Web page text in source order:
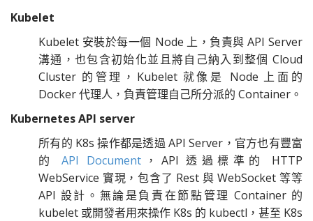
Kubelet
Kubelet 安裝於每一個 Node 上，負責與 API Server
溝通，也包含初始化並且將自己納入到整個 Cloud
Cluster 的管理，Kubelet 就像是 Node 上面的
Docker 代理人，負責管理自己所分派的 Container。
Kubernetes API server
所有的 K8s 操作都是透過 API Server，官方也有豐富
的 API Document，API 透過標準的 HTTP
WebService 實現，包含了 Rest 與 WebSocket 等等
API 設計。無論是負責在節點管理 Container 的
kubelet 或開發者用來操作 K8s 的 kubectl，甚至 K8s